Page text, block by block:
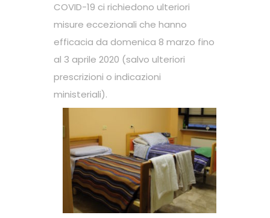
COVID-19 ci richiedono ulteriori
misure eccezionali che hanno
efficacia da domenica 8 marzo fino
al 3 aprile 2020 (salvo ulteriori
prescrizioni o indicazioni
ministeriali).